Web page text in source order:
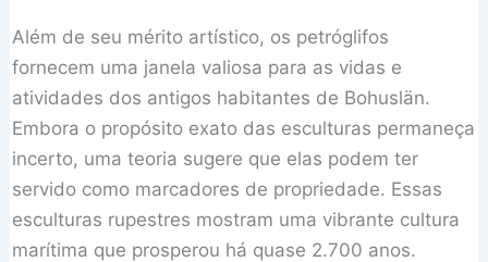
Além de seu mérito artístico, os petróglifos
fornecem uma janela valiosa para as vidas e
atividades dos antigos habitantes de Bohuslän.
Embora o propósito exato das esculturas permaneça
incerto, uma teoria sugere que elas podem ter
servido como marcadores de propriedade. Essas
esculturas rupestres mostram uma vibrante cultura
marítima que prosperou há quase 2.700 anos.